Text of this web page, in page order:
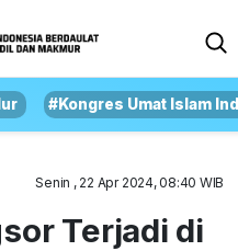
#Kongres Umat Islam
Senin , 22 Apr 2024, 08:40 WIB
Terjadi di